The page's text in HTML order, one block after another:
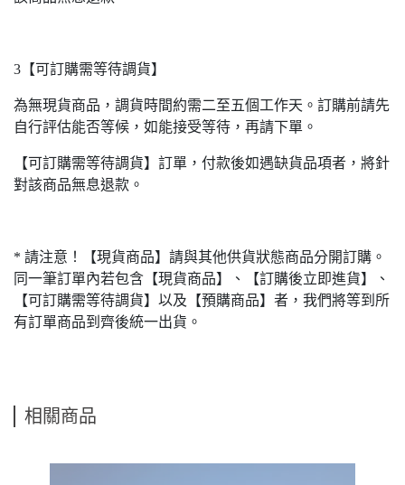
3【可訂購需等待調貨】
為無現貨商品，調貨時間約需二至五個工作天。訂購前請先
自行評估能否等候，如能接受等待，再請下單。
【可訂購需等待調貨】訂單，付款後如遇缺貨品項者，將針
對該商品無息退款。
* 請注意！【現貨商品】請與其他供貨狀態商品分開訂購。
同一筆訂單內若包含【現貨商品】、【訂購後立即進貨】、
【可訂購需等待調貨】以及【預購商品】者，我們將等到所
有訂單商品到齊後統一出貨。
相關商品